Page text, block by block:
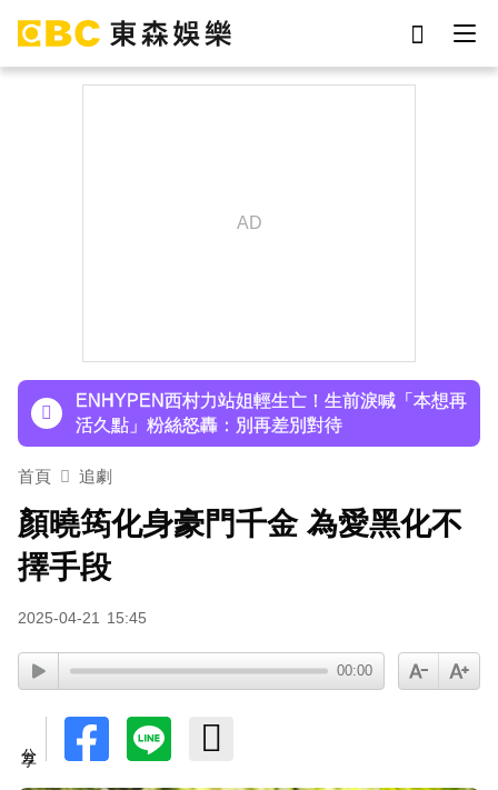
急拱放閃
ENHYPEN西村力站姐輕生亡！生前淚喊「本想再
活久點」粉絲怒轟：別再差別對待
下載東森App，隨時掌握天下大小事！
羅美玲連生三胎！自爆與尪「2年沒接吻」白家綺
急拱放閃
首頁 追劇
顏曉筠化身豪門千金 為愛黑化不
擇手段
2025-04-21 15:45
00:00